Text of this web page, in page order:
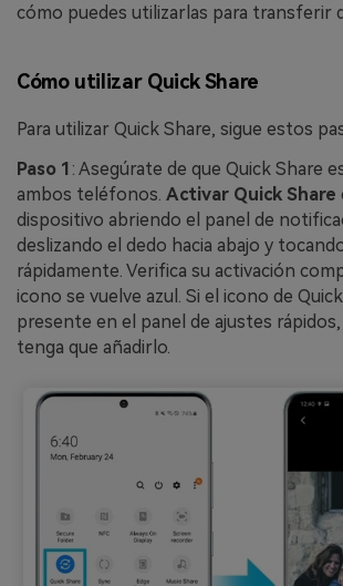
cómo puedes utilizarlas para transferir
Cómo utilizar Quick Share
Para utilizar Quick Share, sigue estos
Paso 1 : Asegúrate de que Quick Share
ambos teléfonos. Activar Quick Share
dispositivo abriendo el panel de
deslizando el dedo hacia abajo y
rápidamente. Verifica su activación
icono se vuelve azul. Si el icono de
presente en el panel de ajustes
tenga que añadirlo.